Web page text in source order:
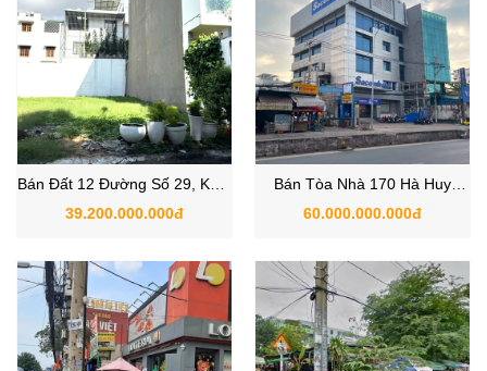
Bán Đất 12 Đường Số 29, KDC
An Phú An Khánh, Quận 2
39.200.000.000đ
Bán Tòa Nhà 170 Hà Huy
Giáp, Phường An Phú Đông,
60.000.000.000đ